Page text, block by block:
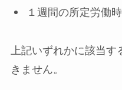
１週間の所定労働
上記いずれかに該当
きません。